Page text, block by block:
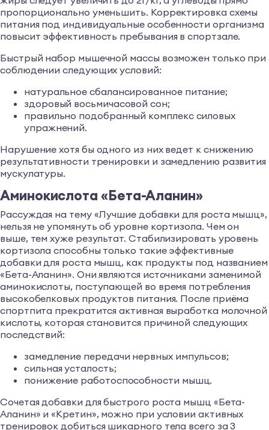
пропорционально уменьшить. Корректировка схемы
питания под индивидуальные особенности организма
повысит эффективность пребывания в спортзале.
Быстрый набор мышечной массы возможен только при
соблюдении следующих условий:
натуральное сбалансированное питание;
здоровый восьмичасовой сон;
правильно подобранный комплекс силовых
упражнений.
Нарушение хотя бы одного из них ведет к снижению
результативности тренировки и замедлению развития
мускулатуры.
Аминокислота «Бета-Аланин»
Рассуждая на тему «Лучшие добавки для роста мышц»,
нельзя не упомянуть об уровне кортизола. Чем он
выше, тем хуже результат. Стабилизировать уровень
кортизола способны только такие эффективные
добавки для роста мышц, как продукты под названием
«Бета-Аланин». Они являются источниками заменимой
аминокислоты, поступающей во время потребления
высокобелковых продуктов питания. После приёма
спортпита прекратится активная выработка молочной
кислоты, которая становится причиной следующих
последствий:
замедление передачи нервных импульсов;
сильная усталость;
понижение работоспособности мышц.
Сочетая добавки для быстрого роста мышц «Бета-
Аланин» и «Кретин», можно при условии активных
тренировок добиться шикарного тела всего за 3